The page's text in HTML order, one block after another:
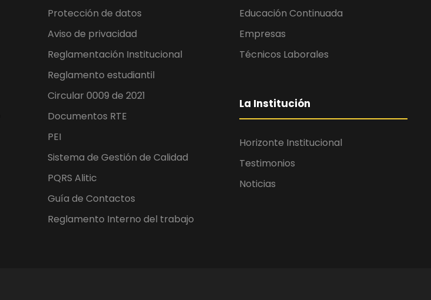
Protección de datos
Aviso de privacidad
Reglamentación Institucional
Reglamento estudiantil
Circular 0009 de 2021
Documentos RTE
PEI
Sistema de Gestión de Calidad
PQRS Alitic
Guía de Contactos
Reglamento Interno del trabajo
Educación Continuada
Empresas
Técnicos Laborales
La Institución
Horizonte Institucional
Testimonios
Noticias